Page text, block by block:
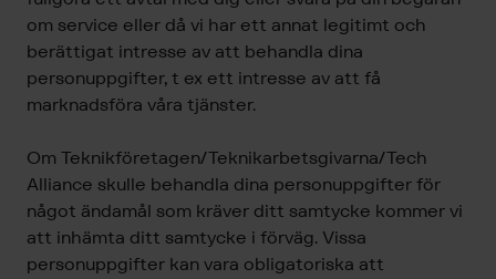
om service eller då vi har ett annat legitimt och
berättigat intresse av att behandla dina
personuppgifter, t ex ett intresse av att få
marknadsföra våra tjänster.
Om Teknikföretagen/Teknikarbetsgivarna/Tech
Alliance skulle behandla dina personuppgifter för
något ändamål som kräver ditt samtycke kommer vi
att inhämta ditt samtycke i förväg. Vissa
personuppgifter kan vara obligatoriska att